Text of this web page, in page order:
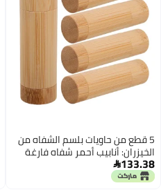
5 قطع من حاويات بلسم الشفاه من
الخيزران: أنابيب أحمر شفاه فارغة
لصنع ملمع الشفاه بنفسك - أدوات
صنع بلسم الشفاه - زجاجات مزيل
133.38